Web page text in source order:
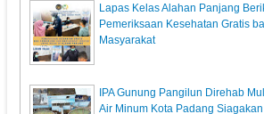
Lapas Kelas Alahan Panjang
Pemeriksaan Kesehatan Gratis
Masyarakat
IPA Gunung Pangilun Direhab
Air Minum Kota Padang